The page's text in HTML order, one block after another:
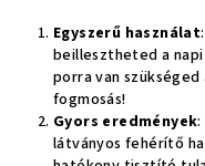
Egyszerű használat
beillesztheted a napi
porra van
fogmosás!
Gyors eredmények
látványos fehérítő